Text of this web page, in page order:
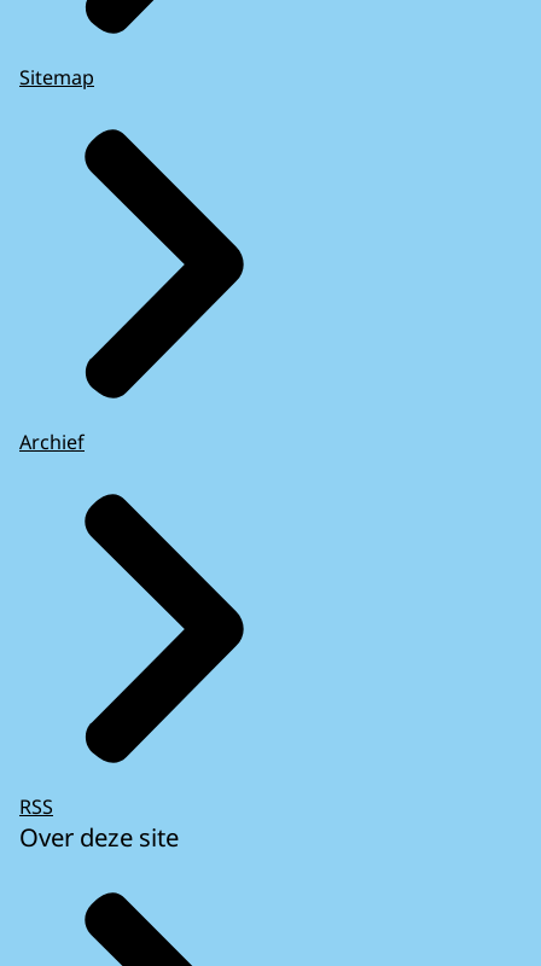
Sitemap
Archief
RSS
Over deze site